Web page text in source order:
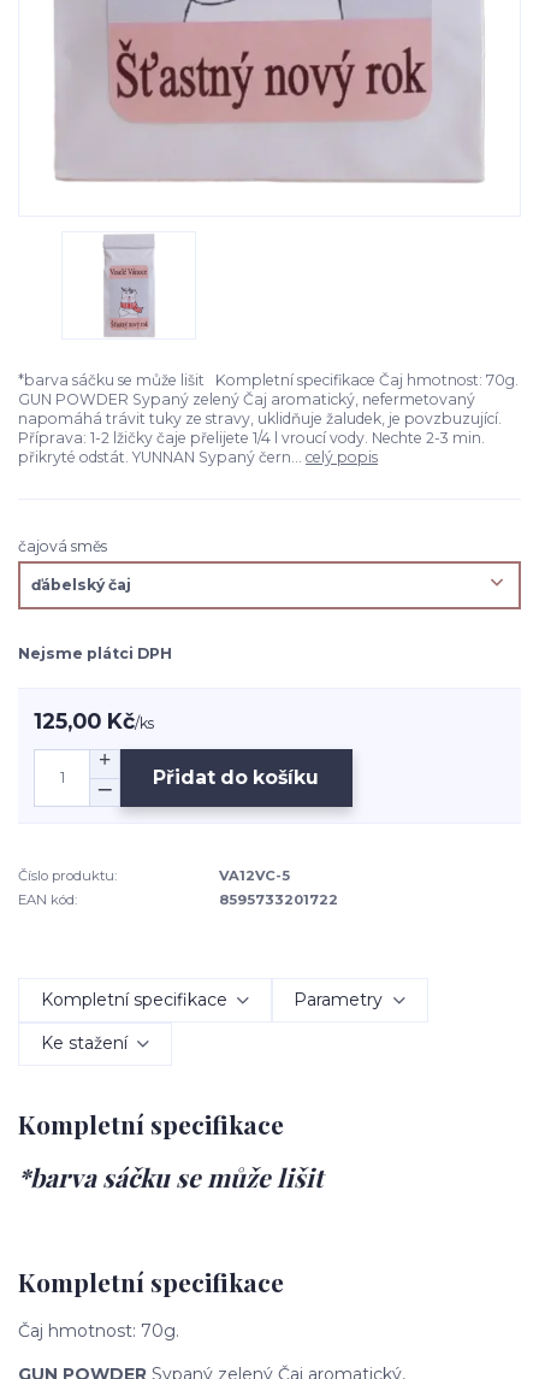
*barva sáčku se může lišit Kompletní specifikace Čaj hmotnost: 70g.
GUN POWDER Sypaný zelený Čaj aromatický, nefermetovaný
napomáhá trávit tuky ze stravy, uklidňuje žaludek, je povzbuzující.
Příprava: 1-2 lžičky čaje přelijete 1/4 l vroucí vody. Nechte 2-3 min.
přikryté odstát. YUNNAN Sypaný čern... celý popis
čajová směs
Nejsme plátci DPH
125,00 Kč/ks
Přidat do košíku
Číslo produktu:
VA12VC-5
EAN kód:
8595733201722
Kompletní specifikace Parametry
Ke stažení
Kompletní specifikace
*barva sáčku se může lišit
Kompletní specifikace
Čaj hmotnost: 70g.
GUN POWDER Sypaný zelený Čaj aromatický,